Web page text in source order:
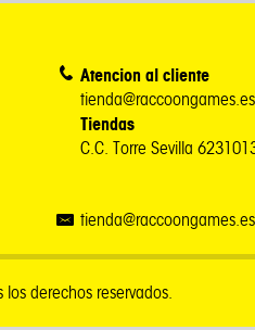
Atencion al cliente
tienda@raccoongames.es
Tiendas
C.C. Torre Sevilla
tienda@raccoongames.es
derechos reservados.